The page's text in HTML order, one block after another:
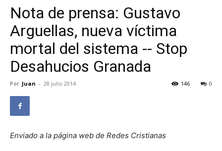
Nota de prensa: Gustavo
Arguellas, nueva víctima
mortal del sistema -- Stop
Desahucios Granada
Por Juan - 28 julio 2014 0
146
Enviado a la página web de Redes Cristianas